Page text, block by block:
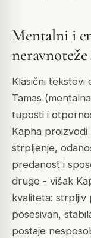
Mentalni i
Klasični tekstovi
Tamas
tuposti i
Kapha
strpljenje,
predanost i
druge - višak
kvaliteta: strpljiv
posesivan,
postaje